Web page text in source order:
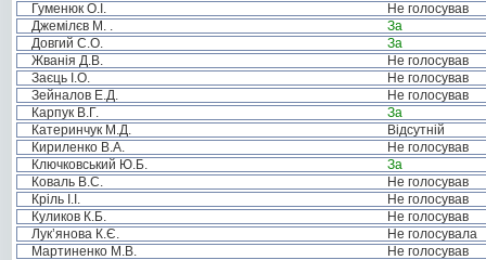
Гуменюк О.І.
Не голосував
Джемілєв М. .
За
Довгий С.О.
За
Жванія Д.В.
Не голосував
Заєць І.О.
Не голосував
Зейналов Е.Д.
Не голосував
Карпук В.Г.
За
Катеринчук М.Д.
Відсутній
Кириленко В.А.
Не голосував
Ключковський Ю.Б.
За
Коваль В.С.
Не голосував
Кріль І.І.
Не голосував
Куликов К.Б.
Не голосував
Лук’янова К.Є.
Не голосувала
Мартиненко М.В.
Не голосував